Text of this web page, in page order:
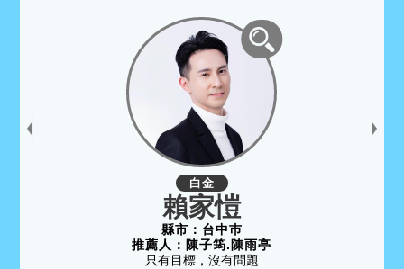
白金
賴家愷
縣市： 台中巿
推薦人： 陳子筠.陳雨亭
只有目標，沒有問題